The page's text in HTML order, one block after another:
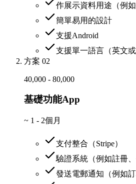
作展示資料用途（例如
簡單易用的設計
支援Android
支援單一語言（英文或
方案 02
40,000 - 80,000
基礎功能App
~ 1 - 2個月
支付整合（Stripe）
驗證系統（例如註冊、
發送電郵通知（例如訂